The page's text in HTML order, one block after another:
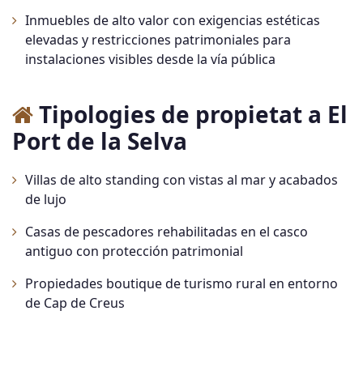
Inmuebles de alto valor con exigencias estéticas
elevadas y restricciones patrimoniales para
instalaciones visibles desde la vía pública
Tipologies de propietat a El
Port de la Selva
Villas de alto standing con vistas al mar y acabados
de lujo
Casas de pescadores rehabilitadas en el casco
antiguo con protección patrimonial
Propiedades boutique de turismo rural en entorno
de Cap de Creus